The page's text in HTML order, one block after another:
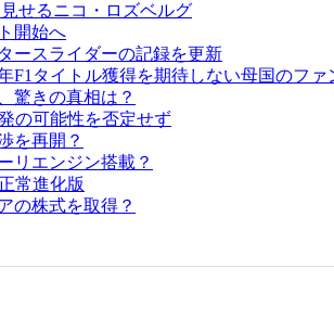
せるニコ・ロズベルグ
開始へ
ースライダーの記録を更新
F1タイトル獲得を期待しない母国のファ
驚きの真相は？
の可能性を否定せず
を再開？
リエンジン搭載？
常進化版
の株式を取得？